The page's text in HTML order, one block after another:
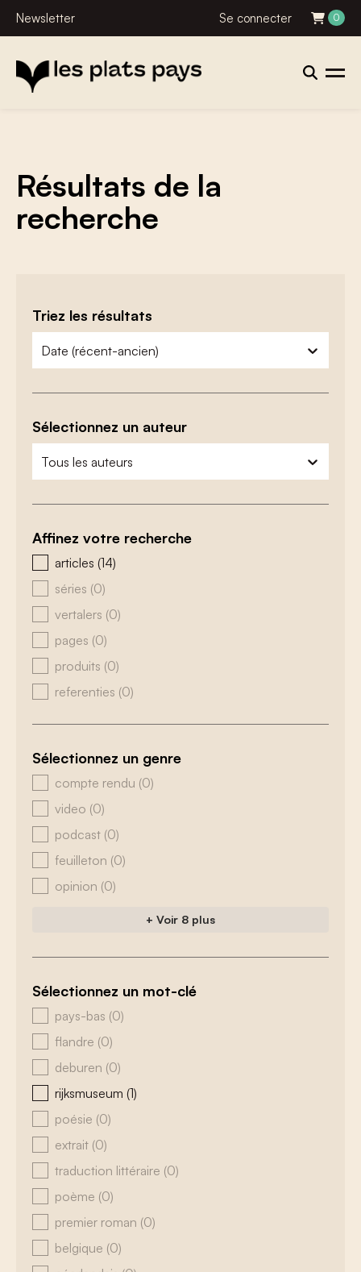
Newsletter Se connecter 0
Résultats de la
recherche
Triez les résultats
zoeken - sorteer
trier le contenu
Sélectionnez un auteur
zoeken - auteurs
sélectionnez le contenu
Affinez votre recherche
zoeken - type
articles (14)
séries (0)
vertalers (0)
pages (0)
produits (0)
referenties (0)
Sélectionnez un genre
zoeken - genre
compte rendu (0)
video (0)
podcast (0)
feuilleton (0)
opinion (0)
+ Voir 8 plus
Sélectionnez un mot-clé
zoeken - tags
pays-bas (0)
flandre (0)
deburen (0)
rijksmuseum (1)
poésie (0)
extrait (0)
traduction littéraire (0)
poème (0)
premier roman (0)
belgique (0)